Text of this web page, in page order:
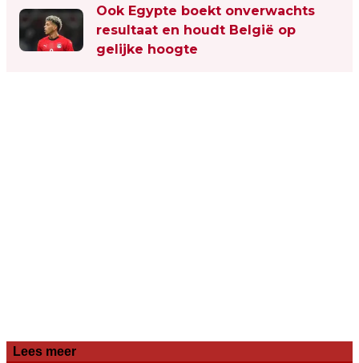
Ook Egypte boekt onverwachts
resultaat en houdt België op
gelijke hoogte